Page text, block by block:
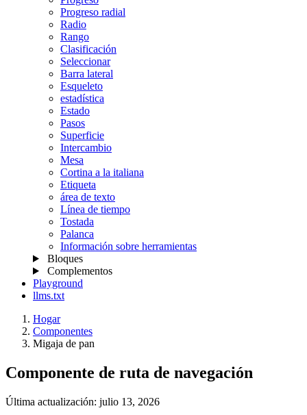
Progreso radial
Radio
Rango
Clasificación
Seleccionar
Barra lateral
Esqueleto
estadística
Estado
Pasos
Superficie
Intercambio
Mesa
Cortina a la italiana
Etiqueta
área de texto
Línea de tiempo
Tostada
Palanca
Información sobre herramientas
Bloques
Complementos
Playground
llms.txt
Hogar
Componentes
Migaja de pan
Componente de ruta de navegación
Última actualización: julio 13, 2026